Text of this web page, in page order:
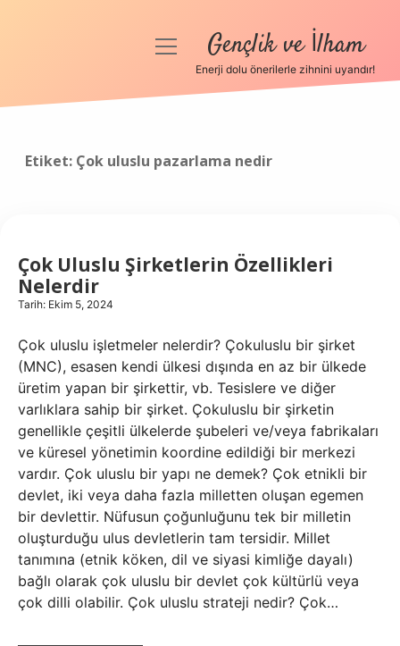
Anasayfa
menüyüGençlik ve İlham
Enerji dolu önerilerle zihnini uyandır!
Etiket: Çok uluslu pazarlama nedir
Çok Uluslu Şirketlerin Özellikleri
Nelerdir
Tarih: Ekim 5, 2024
Çok uluslu işletmeler nelerdir? Çokuluslu bir şirket
(MNC), esasen kendi ülkesi dışında en az bir ülkede
üretim yapan bir şirkettir, vb. Tesislere ve diğer
varlıklara sahip bir şirket. Çokuluslu bir şirketin
genellikle çeşitli ülkelerde şubeleri ve/veya fabrikaları
ve küresel yönetimin koordine edildiği bir merkezi
vardır. Çok uluslu bir yapı ne demek? Çok etnikli bir
devlet, iki veya daha fazla milletten oluşan egemen
bir devlettir. Nüfusun çoğunluğunu tek bir milletin
oluşturduğu ulus devletlerin tam tersidir. Millet
tanımına (etnik köken, dil ve siyasi kimliğe dayalı)
bağlı olarak çok uluslu bir devlet çok kültürlü veya
çok dilli olabilir. Çok uluslu strateji nedir? Çok…